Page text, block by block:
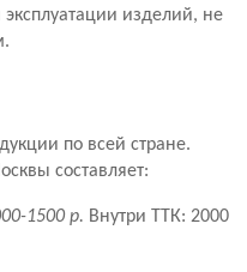
изделий, не
по всей стране.
составляет:
1500 р. Внутри ТТК: 2000